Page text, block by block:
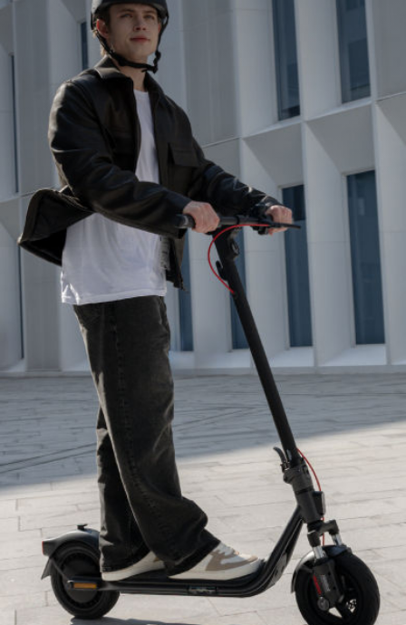
Greutate maximă utilizator
Dimensiuni și greutate
Dimensiuni produs deschis
1143 x 570 x 1237mm
Dimensiuni produs pliat
1143 x 570 x 507mm
Greutate neta
17.3kg (38.1 lbs)
Gamă
Autonomia
Pana la 65 km